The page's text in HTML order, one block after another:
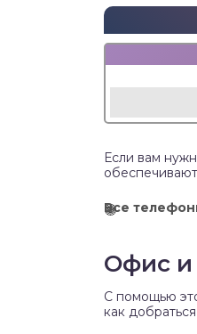
Если вам
Все
Офис и
C помощью
как